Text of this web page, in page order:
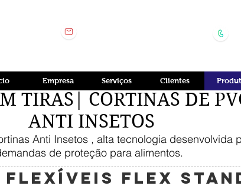
TIRAS| CORTINAS DE
ANTI INSETOS
Anti Insetos , alta tecnologia desenvolvida
de proteção para alimentos.
FLEX
Empresa Serviços Clientes